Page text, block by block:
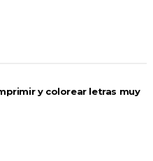
y colorear letras muy